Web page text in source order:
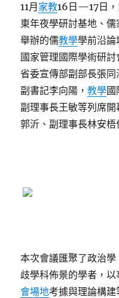
11月 家教16日—17日
東年夜學研討基地、
舉辦的儒教學學前沿
國家管理國際學術研
省委宣傳部副部長張同
副書記李向陽，教學國
副理事長王敏等列席
郭沂、副理事長林安梧
本次會議匯聚了政治
歧學科佈景的學者，
會場地考據與理論構